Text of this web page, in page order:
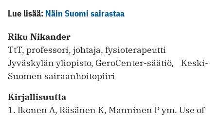
Lue lisää: Näin Suomi sairastaa
Riku Nikander
TtT, professori, johtaja, fysioterapeutti
Jyväskylän yliopisto, GeroCenter-säätiö, ­ Keski-
Suomen sairaanhoitopiiri
Kirjallisuutta
1. Ikonen A, Räsänen K, Manninen P ym. Use of